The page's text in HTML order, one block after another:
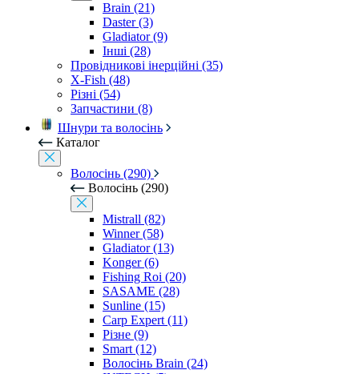
Brain (21)
Daster (3)
Gladiator (9)
Інші (28)
Провідникові інерційні (35)
X-Fish (48)
Різні (54)
Запчастини (8)
Шнури та волосінь
Каталог
Волосінь (290)
Волосінь (290)
Mistrall (82)
Winner (58)
Gladiator (13)
Konger (6)
Fishing Roi (20)
SASAME (28)
Sunline (15)
Carp Expert (11)
Різне (9)
Smart (12)
Волосінь Brain (24)